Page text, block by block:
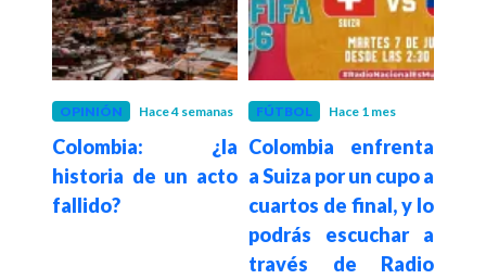
OPINIÓN Hace 4 semanas
Colombia: ¿la
historia de un acto
fallido?
FÚTBOL Hace 1 mes
Colombia enfrenta
a Suiza por un cupo a
cuartos de final, y lo
podrás escuchar a
través de Radio